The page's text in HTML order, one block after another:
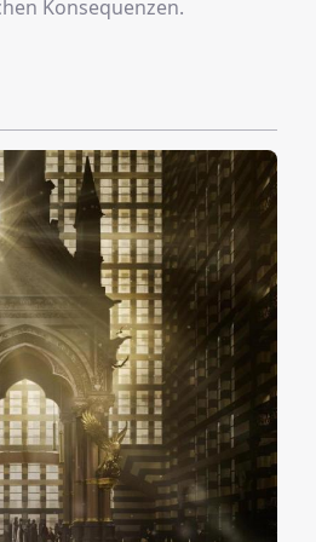
Konsequenzen.